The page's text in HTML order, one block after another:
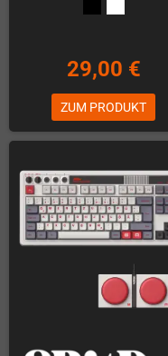
29,00 €
ZUM PRODUKT